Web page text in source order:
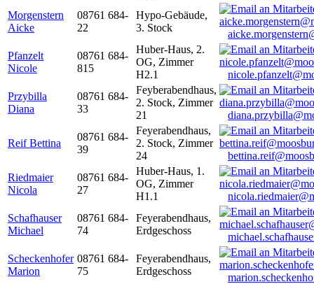
Morgenstern
Aicke
08761 684-
22
Hypo-Gebäude,
3. Stock
Pfanzelt
Nicole
08761 684-
815
Huber-Haus, 2.
OG, Zimmer
H2.1
Przybilla
Diana
08761 684-
33
Feyberabendhaus,
2. Stock, Zimmer
21
Reif Bettina
08761 684-
39
Feyerabendhaus,
2. Stock, Zimmer
24
Riedmaier
Nicola
08761 684-
27
Huber-Haus, 1.
OG, Zimmer
H1.1
Schafhauser
Michael
08761 684-
74
Feyerabendhaus,
Erdgeschoss
Scheckenhofer
Marion
08761 684-
75
Feyerabendhaus,
Erdgeschoss